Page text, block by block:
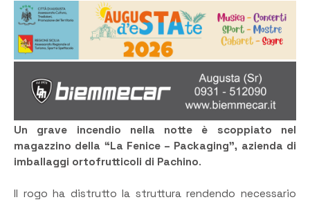
Un grave incendio nella notte è scoppiato nel
magazzino della “La Fenice – Packaging”, azienda di
imballaggi ortofrutticoli di Pachino.
Il rogo ha distrutto la struttura rendendo necessario